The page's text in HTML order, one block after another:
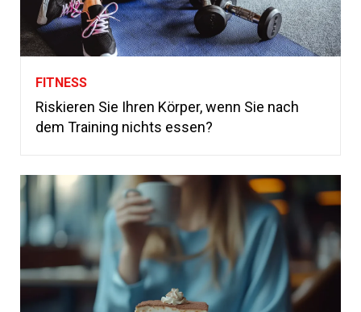
FITNESS
Riskieren Sie Ihren Körper, wenn Sie nach
dem Training nichts essen?